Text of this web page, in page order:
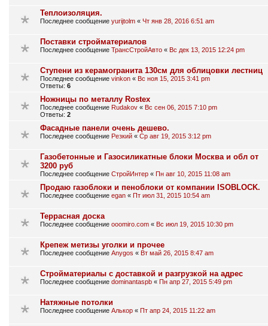
Теплоизоляция.
Последнее сообщение yurijtolm « Чт янв 28, 2016 6:51 am
Поставки стройматериалов
Последнее сообщение ТрансСтройАвто « Вс дек 13, 2015 12:24 pm
Ступени из керамогранита 130см для облицовки лестниц
Последнее сообщение vinkon « Вс ноя 15, 2015 3:41 pm
Ответы: 6
Ножницы по металлу Rostex
Последнее сообщение Rudakov « Вс сен 06, 2015 7:10 pm
Ответы: 2
Фасадные панели очень дешево.
Последнее сообщение Резкий « Ср авг 19, 2015 3:12 pm
Газобетонные и Газосиликатные блоки Москва и обл от
3200 руб
Последнее сообщение СтройИнтер « Пн авг 10, 2015 11:08 am
Продаю газоблоки и пеноблоки от компании ISOBLOCK.
Последнее сообщение egan « Пт июл 31, 2015 10:54 am
Террасная доска
Последнее сообщение ooomiro.com « Вс июл 19, 2015 10:30 pm
Крепеж метизы уголки и прочее
Последнее сообщение Anygos « Вт май 26, 2015 8:47 am
Стройматериалы с доставкой и разгрузкой на адрес
Последнее сообщение dominantaspb « Пн апр 27, 2015 5:49 pm
Натяжные потолки
Последнее сообщение Алькор « Пт апр 24, 2015 11:22 am